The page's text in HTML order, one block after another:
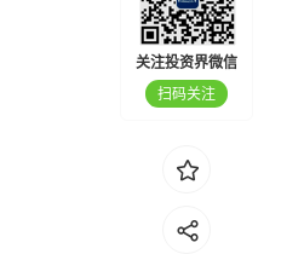
关注投资界微信
扫码关注